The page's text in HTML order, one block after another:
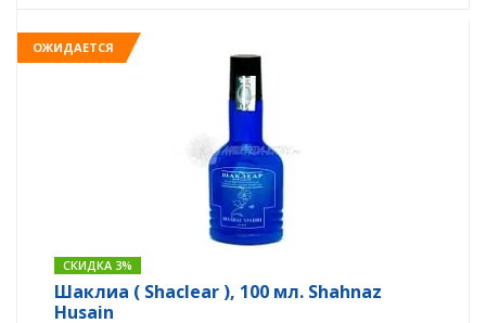
ОЖИДАЕТСЯ
СКИДКА 3%
Шаклиа ( Shaclear ), 100 мл. Shahnaz
Husain